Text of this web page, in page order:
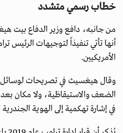
خطاب رسمي متشدد
من جانبه، دافع وزير الدفاع بيت
أنها تأتي تنفيذاً لتوجيهات الرئيس
الأمريكيين.
وقال هيغسيث في تصريحات لوسائل
الضعف والاستيقاظية، ولا مكان بعد
في إشارة تهكمية إلى الهوية الجندرية